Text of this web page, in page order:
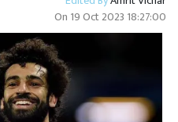
On 19 Oct 2023 18:27:00